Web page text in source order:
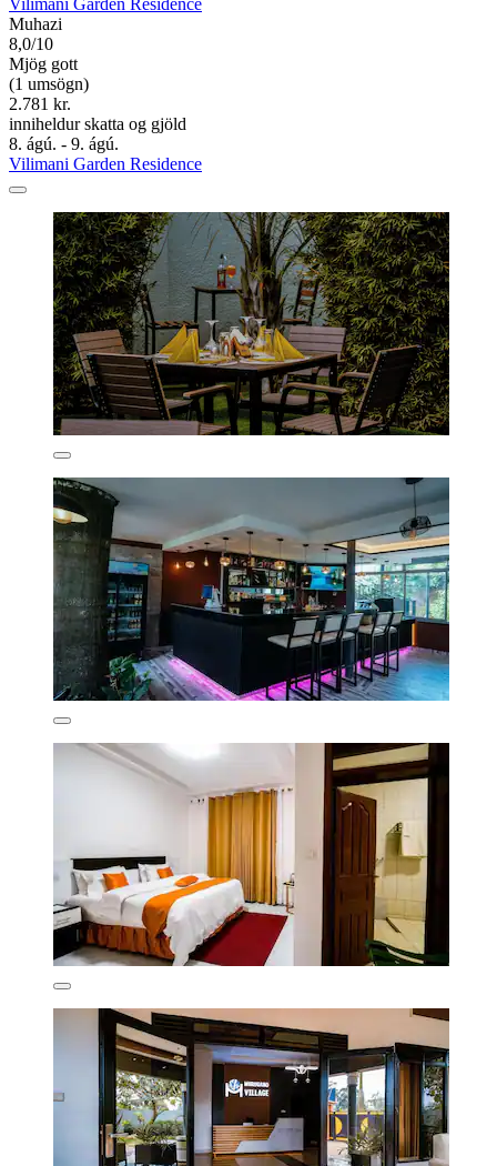
Vilimani Garden Residence
Muhazi
8,0/10
Mjög gott
(1 umsögn)
2.781 kr.
inniheldur skatta og gjöld
8. ágú. - 9. ágú.
Vilimani Garden Residence